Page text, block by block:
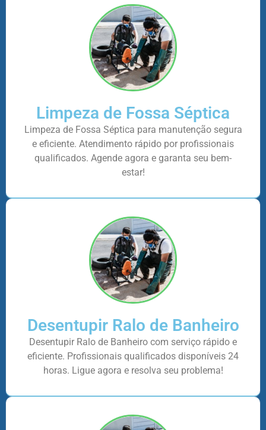
Limpeza de Fossa Séptica
Limpeza de Fossa Séptica para manutenção segura
e eficiente. Atendimento rápido por profissionais
qualificados. Agende agora e garanta seu bem-
estar!
Desentupir Ralo de Banheiro
Desentupir Ralo de Banheiro com serviço rápido e
eficiente. Profissionais qualificados disponíveis 24
horas. Ligue agora e resolva seu problema!